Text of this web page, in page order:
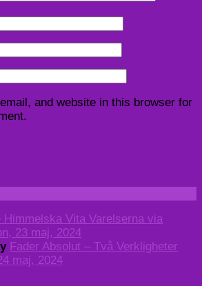
and website in this browser for
Himmelska Vita Varelserna via
23 maj, 2024
Fader Absolut – Två Verkligheter
maj, 2024